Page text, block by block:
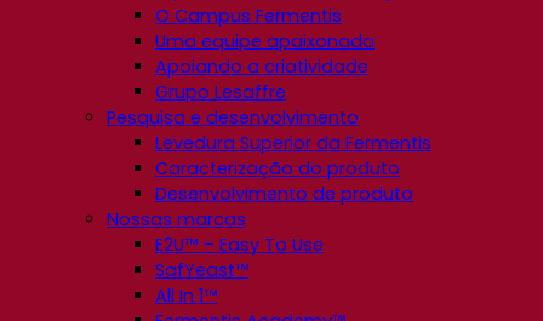
O Campus Fermentis
Uma equipe apaixonada
Apoiando a criatividade
Grupo Lesaffre
Pesquisa e desenvolvimento
Levedura Superior da Fermentis
Caracterização do produto
Desenvolvimento de produto
Nossas marcas
E2U™ – Easy To Use
SafYeast™
All In 1™